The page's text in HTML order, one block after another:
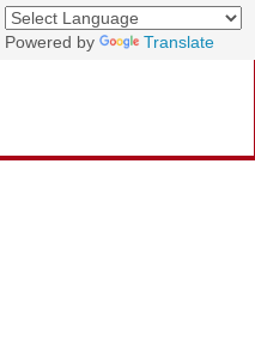
Powered by Translate